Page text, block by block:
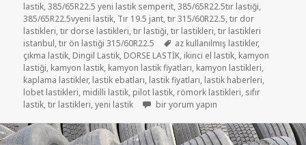
lastik,385/65R22.5 yeni lastik semperit,385/65R22.5tır lastiği,
385/65R22.5vyeni lastik, Tır 19.5 jant,tır 315/60R22.5,tır dor
lastikleri,tır dorse lastikleri,tır lastiği,tır lastikleri,tır lastikleri
istanbul,tır ön lastiği 315/60R22.5 Etiketler
az kullanılmış lastikler,
çıkma lastik, Dingil Lastik, DORSE LASTİK, ikinci el lastik, kamyon
lastiği, kamyon lastik, kamyon lastik fiyatları, kamyon lastikleri,
kaplama lastikler, lastik ebatları, lastik fiyatları, lastik haberleri,
lobet lastikleri, midilli lastik, pilot lastik, römork lastikleri, sıfır
lastik,tır lastikleri,yeni lastik TIR LASTİKLERİ İKİNCİ EL ÇIKMA
bir yorum yapın